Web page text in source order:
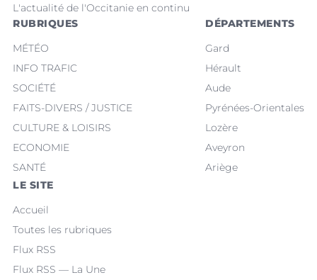
L'actualité de l'Occitanie en continu
RUBRIQUES
MÉTÉO
INFO TRAFIC
SOCIÉTÉ
FAITS-DIVERS / JUSTICE
CULTURE & LOISIRS
ECONOMIE
SANTÉ
DÉPARTEMENTS
Gard
Hérault
Aude
Pyrénées-Orientales
Lozère
Aveyron
Ariège
LE SITE
Accueil
Toutes les rubriques
Flux RSS
Flux RSS — La Une